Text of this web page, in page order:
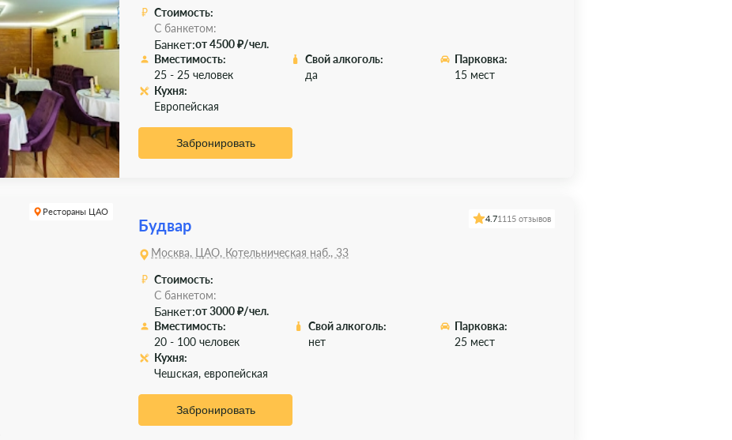
Стоимость:
С банкетом:
Банкет:от 4500 ₽/чел.
Вместимость:
25 - 25 человек
Свой алкоголь:
да
Парковка:
15 мест
Кухня:
Европейская
Забронировать
Рестораны ЦАО
Будвар 4.71115 отзывов
Москва, ЦАО, Котельническая наб., 33
Стоимость:
С банкетом:
Банкет:от 3000 ₽/чел.
Вместимость:
20 - 100 человек
Свой алкоголь:
нет
Парковка:
25 мест
Кухня:
Чешская, европейская
Забронировать